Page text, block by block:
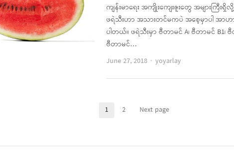
ကျန်းမာရေး အကျိုးကျေးဇူးတွေ အများကြီး
ဖရဲသီးဟာ အသားတင်မကပဲ အစေ့မှာပါ အာဟာ
ပါတယ်။ ဖရဲသီးမှာ ဗီတာမင် A၊ ဗီတာမင် B1၊ ဗီ
ဗီတာမင်…
June 27, 2018
Author
yoyarlay
Page
1 Page
2 Next page